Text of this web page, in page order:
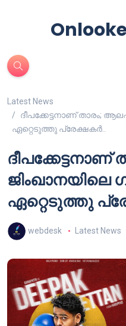
Latest News
ദീപക്കേട്ടനാണ് താരം;
ഏറ്റെടുത്തു പ്രേക്ഷകർ..
ഏറ്റെടുത്തു
webdesk Latest News